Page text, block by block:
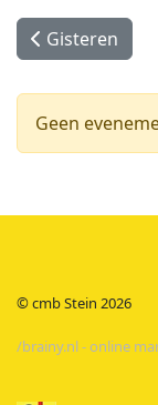
Gisteren
Geen
© cmb Stein 2026
/brainy.nl - online